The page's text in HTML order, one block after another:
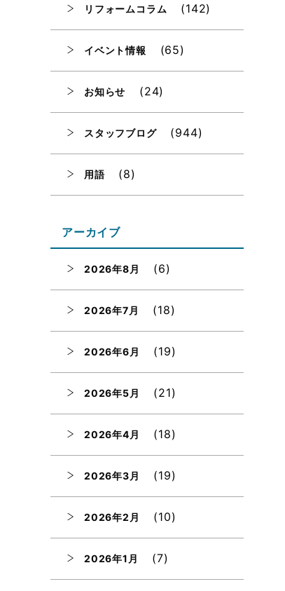
リフォームコラム (142)
イベント情報 (65)
お知らせ (24)
スタッフブログ (944)
用語 (8)
アーカイブ
2026年8月 (6)
2026年7月 (18)
2026年6月 (19)
2026年5月 (21)
2026年4月 (18)
2026年3月 (19)
2026年2月 (10)
2026年1月 (7)